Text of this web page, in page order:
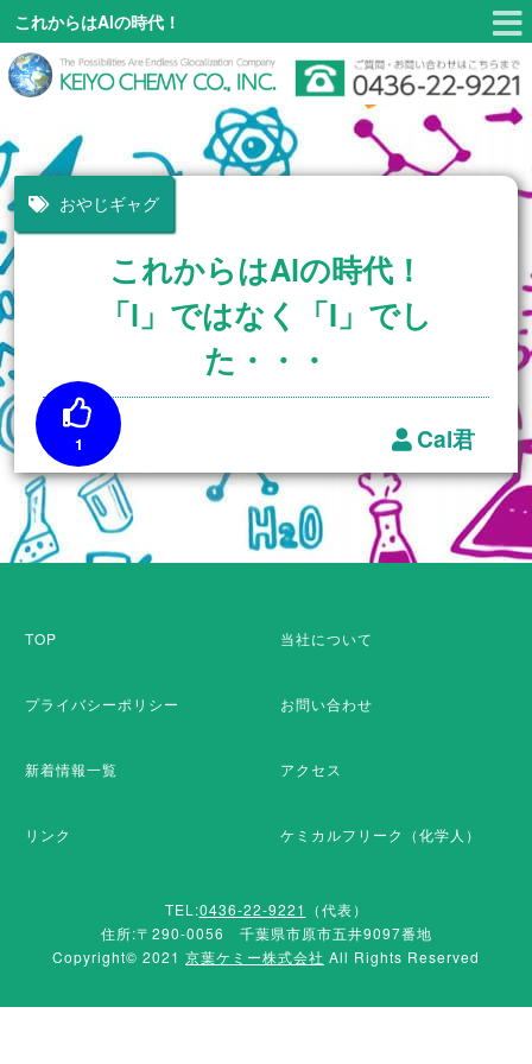
これからはAlの時代！
「l」ではなく「I」でした・・・
おやじギャグ
これからはAlの時代！
「l」ではなく「I」でし
た・・・
Cal君
1
TOP 当社について
プライバシーポリシー お問い合わせ
新着情報一覧 アクセス
リンク ケミカルフリーク（化学人）
TEL:0436-22-9221 （代表）
住所:〒290-0056 千葉県市原市五井9097番地
Copyright© 2021 京葉ケミー株式会社 All Rights Reserved